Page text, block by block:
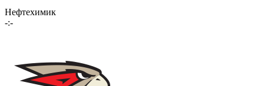
Нефтехимик
-:-